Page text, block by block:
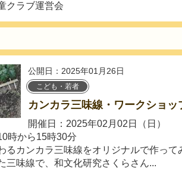
クラブ運営会
公開日：2025年01月26日
こども・若者
カンカラ三味線・ワークショッ
開催日：2025年02月02日（日）
時から15時30分
るカンカラ三味線をオリジナルで作って
三味線で、和文化研究さくらさん...